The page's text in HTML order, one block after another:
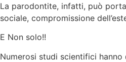
La parodontite, infatti, può
sociale, compromissione
E Non solo!!
Numerosi studi scientifici